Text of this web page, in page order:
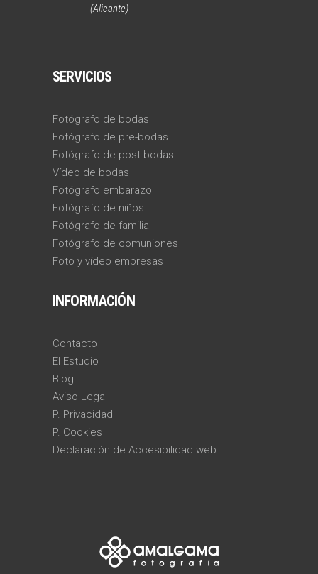
(Alicante)
SERVICIOS
Fotógrafo de bodas
Fotógrafo de pre-bodas
Fotógrafo de post-bodas
Vídeo de bodas
Fotógrafo embarazo
Fotógrafo de niños
Fotógrafo de familia
Fotógrafo de comuniones
Foto y vídeo empresas
INFORMACIÓN
Contacto
El Estudio
Blog
Aviso Legal
P. Privacidad
P. Cookies
Declaración de Accesibilidad web